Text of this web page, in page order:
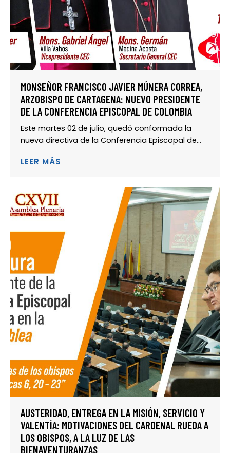
MONSEÑOR FRANCISCO JAVIER MÚNERA CORREA,
ARZOBISPO DE CARTAGENA: NUEVO PRESIDENTE
DE LA CONFERENCIA EPISCOPAL DE COLOMBIA
Este martes 02 de julio, quedó conformada la
nueva directiva de la Conferencia Episcopal de...
LEER MÁS
AUSTERIDAD, ENTREGA EN LA MISIÓN, SERVICIO Y
VALENTÍA: MOTIVACIONES DEL CARDENAL RUEDA A
LOS OBISPOS, A LA LUZ DE LAS
BIENAVENTURANZAS